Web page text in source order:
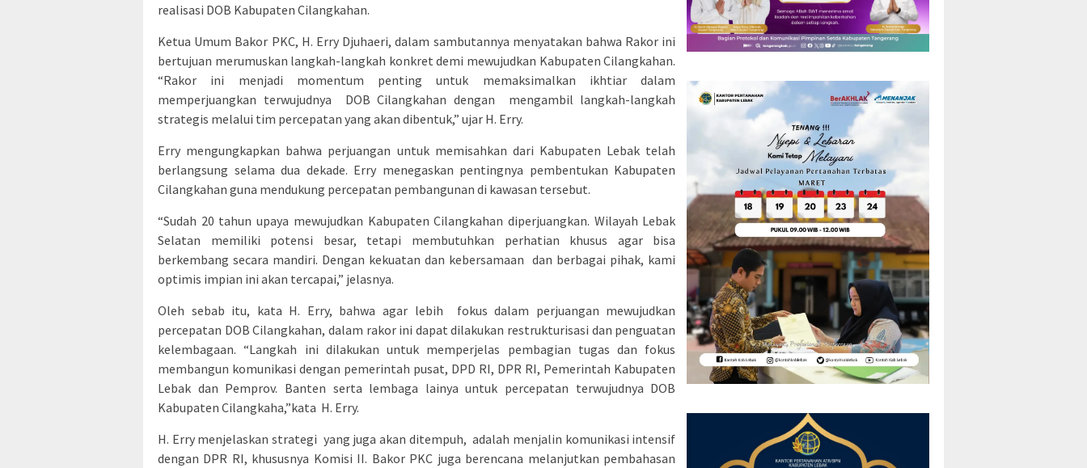
realisasi DOB Kabupaten Cilangkahan.
Ketua Umum Bakor PKC, H. Erry Djuhaeri, dalam sambutannya menyatakan bahwa Rakor ini
bertujuan merumuskan langkah-langkah konkret demi mewujudkan Kabupaten Cilangkahan.
“Rakor ini menjadi momentum penting untuk memaksimalkan ikhtiar dalam
memperjuangkan terwujudnya DOB Cilangkahan dengan mengambil langkah-langkah
strategis melalui tim percepatan yang akan dibentuk,” ujar H. Erry.
Erry mengungkapkan bahwa perjuangan untuk memisahkan dari Kabupaten Lebak telah
berlangsung selama dua dekade. Erry menegaskan pentingnya pembentukan Kabupaten
Cilangkahan guna mendukung percepatan pembangunan di kawasan tersebut.
“Sudah 20 tahun upaya mewujudkan Kabupaten Cilangkahan diperjuangkan. Wilayah Lebak
Selatan memiliki potensi besar, tetapi membutuhkan perhatian khusus agar bisa
berkembang secara mandiri. Dengan kekuatan dan kebersamaan dan berbagai pihak, kami
optimis impian ini akan tercapai,” jelasnya.
Oleh sebab itu, kata H. Erry, bahwa agar lebih fokus dalam perjuangan mewujudkan
percepatan DOB Cilangkahan, dalam rakor ini dapat dilakukan restrukturisasi dan penguatan
kelembagaan. “Langkah ini dilakukan untuk memperjelas pembagian tugas dan fokus
membangun komunikasi dengan pemerintah pusat, DPD RI, DPR RI, Pemerintah Kabupaten
Lebak dan Pemprov. Banten serta lembaga lainya untuk percepatan terwujudnya DOB
Kabupaten Cilangkaha,”kata H. Erry.
H. Erry menjelaskan strategi yang juga akan ditempuh, adalah menjalin komunikasi intensif
dengan DPR RI, khususnya Komisi II. Bakor PKC juga berencana melanjutkan pembahasan